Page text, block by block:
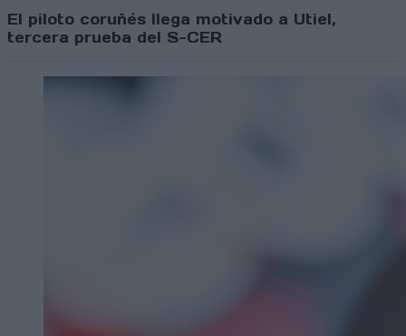
El piloto coruñés llega motivado a Utiel,
tercera prueba del S-CER